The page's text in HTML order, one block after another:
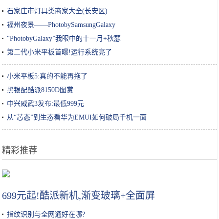
石家庄市灯具类商家大全(长安区)
福州夜景——PhotobySamsungGalaxy
“PhotobyGalaxy”我眼中的十一月+秋瑟
第二代小米平板首曝!运行系统亮了
小米平板5:真的不能再拖了
黑银配酷派8150D图赏
中兴威武3发布:最低999元
从“芯态”到生态看华为EMUI如何破局千机一面
精彩推荐
699元起!酷派新机,渐变玻璃+全面屏
指纹识别与全网通好在哪?